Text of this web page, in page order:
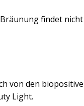
findet
von den
Light.